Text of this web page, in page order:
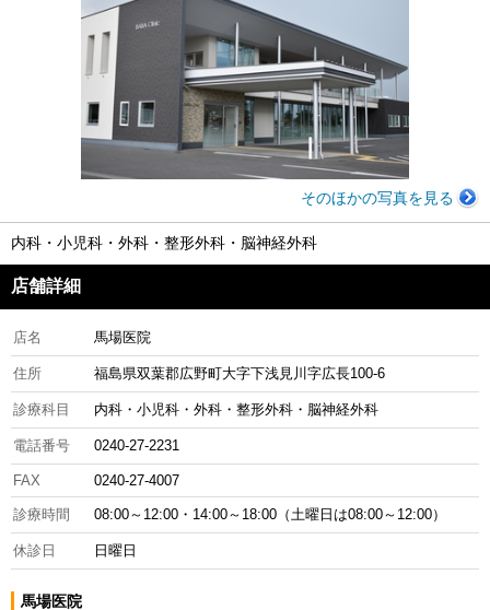
そのほかの写真を見る
内科・小児科・外科・整形外科・脳神経外科
店舗詳細
店名 馬場医院
住所 福島県双葉郡広野町大字下浅見川字広長100-6
診療科目 内科・小児科・外科・整形外科・脳神経外科
電話番号 0240-27-2231
FAX 0240-27-4007
診療時間 08:00～12:00・14:00～18:00（土曜日は08:00～12:00）
休診日 日曜日
馬場医院